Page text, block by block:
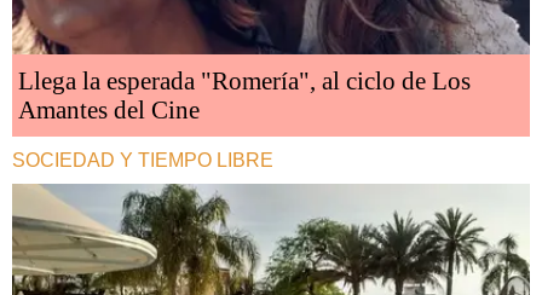
Llega la esperada "Romería", al ciclo de Los
Amantes del Cine
SOCIEDAD Y TIEMPO LIBRE